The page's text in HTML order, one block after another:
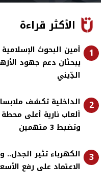
الأكثر قراءة
1
أمين البحوث
يبحثان دعم جهود
الدِّيني
2
الداخلية تكشف
ألعاب نارية أعلى محطة
وتضبط 3 متهمين
3
الكهرباء تثير الجدل..
الاعتماد على رفع